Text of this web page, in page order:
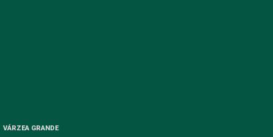
VÁRZEA GRANDE